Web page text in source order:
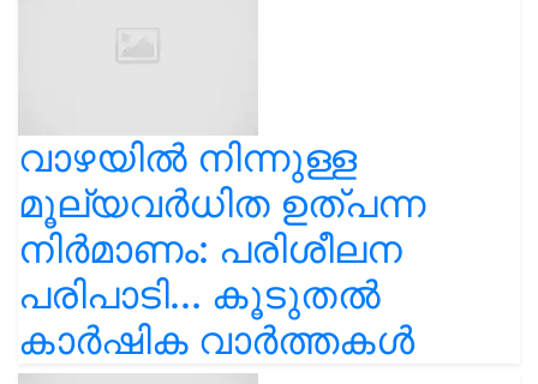
വാഴയിൽ നിന്നുള്ള
മൂല്യവർധിത ഉത്പന്ന
നിർമാണം: പരിശീലന
പരിപാടി... കൂടുതൽ
കാർഷിക വാർത്തകൾ